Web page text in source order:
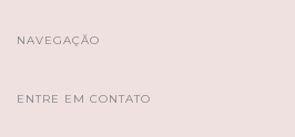
NAVEGAÇÃO
ENTRE EM CONTATO